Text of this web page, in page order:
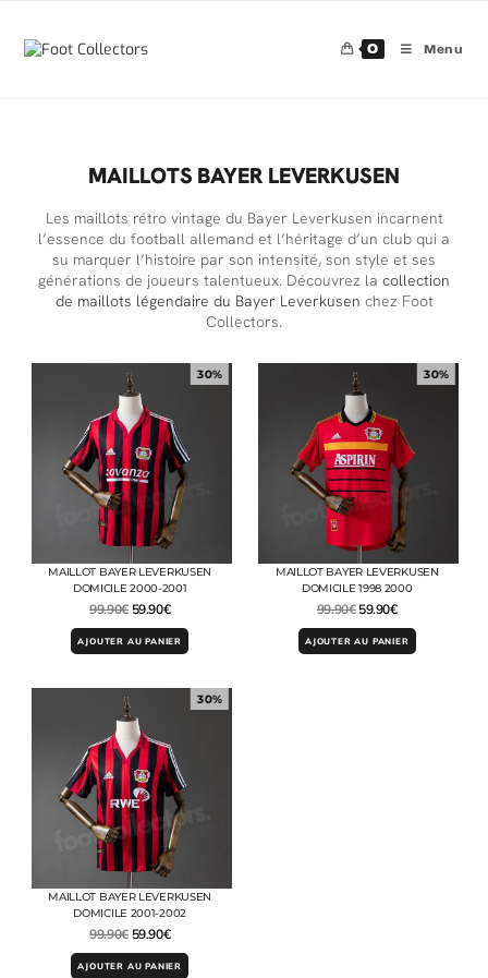
0 Menu
MAILLOTS BAYER LEVERKUSEN
Les maillots rétro vintage du Bayer Leverkusen incarnent
l’essence du football allemand et l’héritage d’un club qui a
su marquer l’histoire par son intensité, son style et ses
générations de joueurs talentueux. Découvrez la collection
de maillots légendaire du Bayer Leverkusen chez Foot
Collectors.
30%
MAILLOT BAYER LEVERKUSEN
DOMICILE 2000-2001
99.90€ 59.90€
AJOUTER AU PANIER
30%
MAILLOT BAYER LEVERKUSEN
DOMICILE 1998 2000
99.90€ 59.90€
AJOUTER AU PANIER
30%
MAILLOT BAYER LEVERKUSEN
DOMICILE 2001-2002
99.90€ 59.90€
AJOUTER AU PANIER